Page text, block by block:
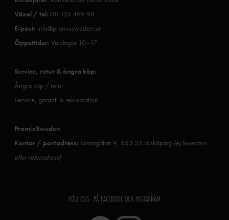
Växel / tel: 08-124 499 98
E-post: info@promixsweden.se
Öppettider: Vardagar 10–17
Service, retur & ångra köp:
Ångra köp / retur
Service, garanti & reklamation
PromixSweden
Kontor / postadress: Torpagatan 9, 553 33 Jönköping (ej leverans-
eller returadress)
FÖLJ OSS PÅ FACEBOOK OCH INSTAGRAM